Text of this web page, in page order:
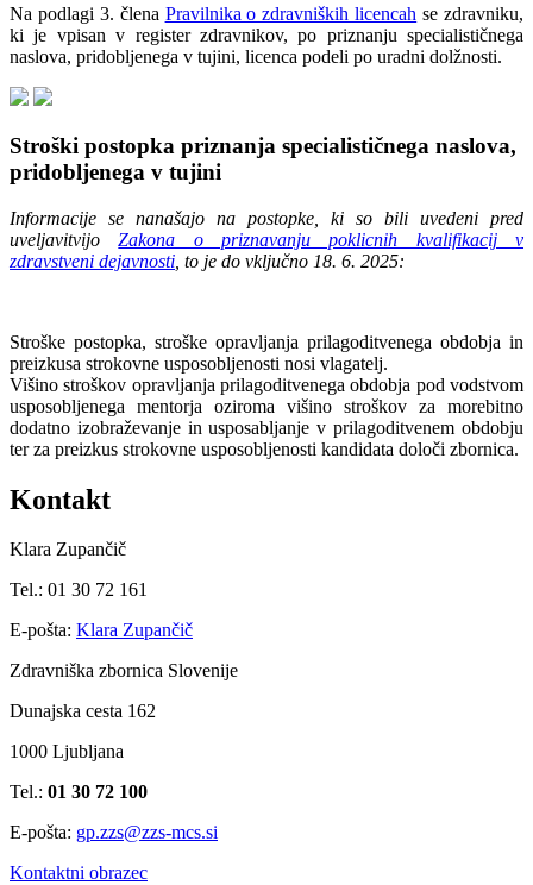
Na podlagi 3. člena Pravilnika o zdravniških licencah se zdravniku,
ki je vpisan v register zdravnikov, po priznanju specialističnega
naslova, pridobljenega v tujini, licenca podeli po uradni dolžnosti.
Stroški postopka priznanja specialističnega naslova,
pridobljenega v tujini
Informacije se nanašajo na postopke, ki so bili uvedeni pred
uveljavitvijoZakona o priznavanju poklicnih kvalifikacij v
zdravstveni dejavnosti , to je do vključno 18. 6. 2025:
Stroške postopka, stroške opravljanja prilagoditvenega obdobja in
preizkusa strokovne usposobljenosti nosi vlagatelj.
Višino stroškov opravljanja prilagoditvenega obdobja pod vodstvom
usposobljenega mentorja oziroma višino stroškov za morebitno
dodatno izobraževanje in usposabljanje v prilagoditvenem obdobju
ter za preizkus strokovne usposobljenosti kandidata določi zbornica.
Kontakt
Klara Zupančič
Tel.: 01 30 72 161
E-pošta: Klara Zupančič
Zdravniška zbornica Slovenije
Dunajska cesta 162
1000 Ljubljana
Tel.: 01 30 72 100
E-pošta: gp.zzs@zzs-mcs.si
Kontaktni obrazec